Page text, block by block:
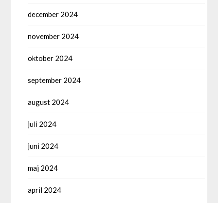
december 2024
november 2024
oktober 2024
september 2024
august 2024
juli 2024
juni 2024
maj 2024
april 2024